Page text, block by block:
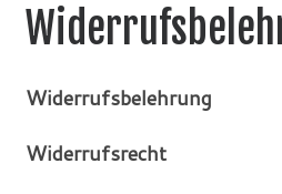
Widerrufsbelehrung
Widerrufsrecht